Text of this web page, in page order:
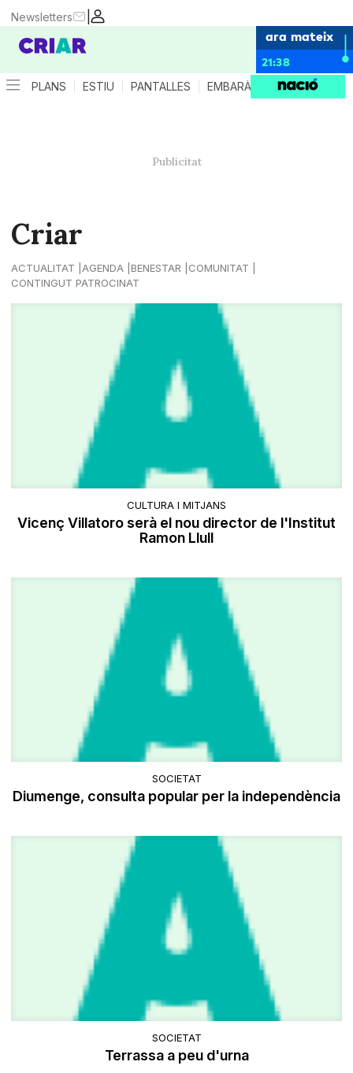
|
Newsletters
ara mateix
21:38
PLANS ESTIU PANTALLES EMBARÀS CRIANÇA
Criar
ACTUALITAT AGENDA BENESTAR
COMUNITAT
CONTINGUT PATROCINAT
CULTURA I MITJANS
Vicenç Villatoro serà el nou director de l'Institut
Ramon Llull
SOCIETAT
Diumenge, consulta popular per la independència
SOCIETAT
Terrassa a peu d'urna